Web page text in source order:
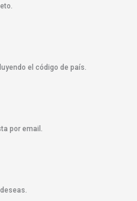
el código de país.
por email.